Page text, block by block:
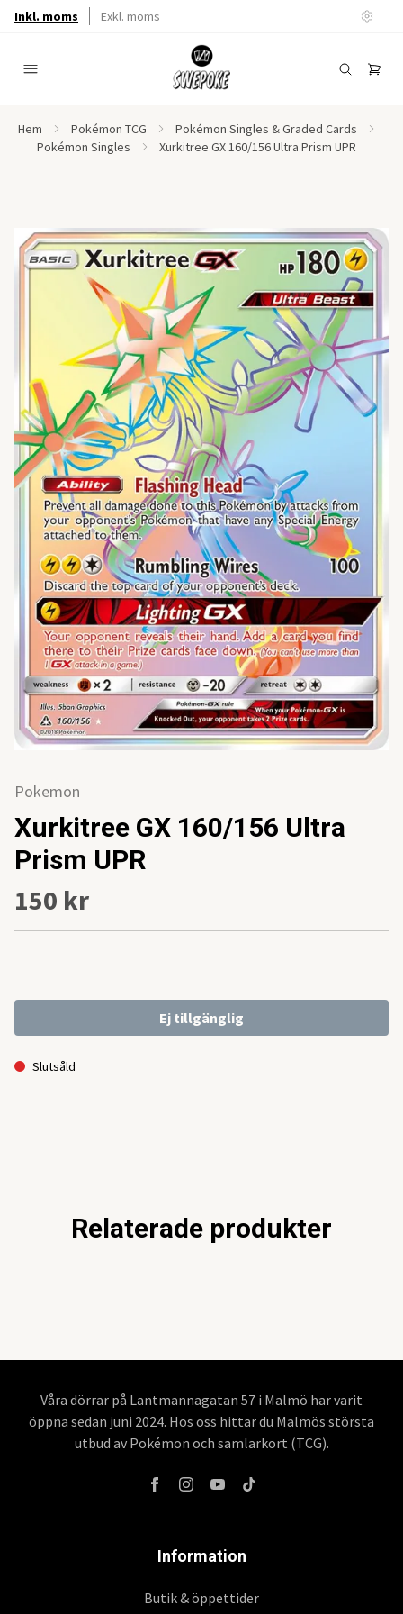
Inkl. moms Exkl. moms
Hem Pokémon TCG
Pokémon Singles & Graded Cards
Pokémon Singles
Xurkitree GX 160/156 Ultra Prism UPR
Pokemon
Xurkitree GX 160/156 Ultra
Prism UPR
150 kr
Ej tillgänglig
Slutsåld
Relaterade produkter
Våra dörrar på Lantmannagatan 57 i Malmö har varit
öppna sedan juni 2024. Hos oss hittar du Malmös största
utbud av Pokémon och samlarkort (TCG).
Information
Butik & öppettider